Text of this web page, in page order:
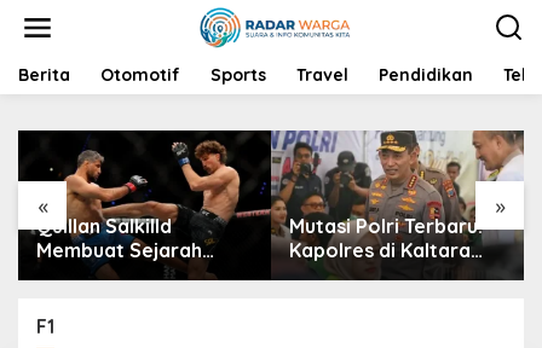
t
Berita Otomotif Sports Travel Pendidikan
« »
Quillan Salkilld
Membuat Sejarah
dengan Mengalahkan
UFC Fight Night
Mutasi Polri Terbaru:
Kapolres di Kaltara
dan Jenderal Bintang
F1